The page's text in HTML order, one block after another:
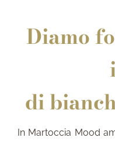
Diamo
di
In Martoccia Mood